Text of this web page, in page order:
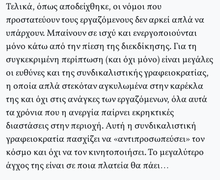
Τελικά, όπως αποδείχθηκε, οι νόμοι που
προστατεύουν τους εργαζόμενους δεν αρκεί απλά να
υπάρχουν. Μπαίνουν σε ισχύ και ενεργοποιούνται
μόνο κάτω από την πίεση της διεκδίκησης. Για τη
συγκεκριμένη περίπτωση (και όχι μόνο) είναι μεγάλες
οι ευθύνες και της συνδικαλιστικής γραφειοκρατίας,
η οποία απλά στεκόταν αγκυλωμένα στην καρέκλα
της και όχι στις ανάγκες των εργαζόμενων, όλα αυτά
τα χρόνια που η ανεργία παίρνει εκρηκτικές
διαστάσεις στην περιοχή. Αυτή η συνδικαλιστική
γραφειοκρατία πασχίζει να «αντιπροσωπεύσει» τον
κόσμο και όχι να τον κινητοποιήσει. Το μεγαλύτερο
άγχος της είναι σε ποια πλατεία θα πάει…